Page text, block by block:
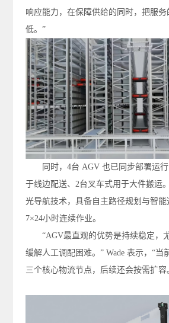
响应能力，在保障供给的同时，把服
低。”
同时，4台 AGV 也已同步部署运
于线边配送、2台叉车式用于大件搬运
光导航技术，具备自主路径规划与智
7×24小时连续作业。
“AGV最直观的优势是持续稳定，
缓解人工调配困难。” Wade 表示，“当
三个核心物流节点，后续还会按需扩容